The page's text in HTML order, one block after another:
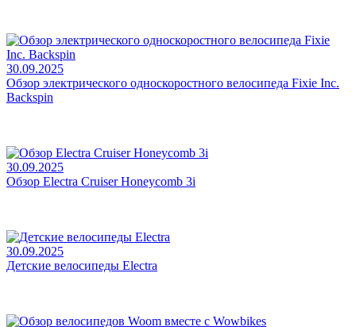
30.09.2025
Обзор электрического односкоростного велосипеда Fixie Inc.
Backspin
30.09.2025
Обзор Electra Cruiser Honeycomb 3i
30.09.2025
Детские велосипеды Electra